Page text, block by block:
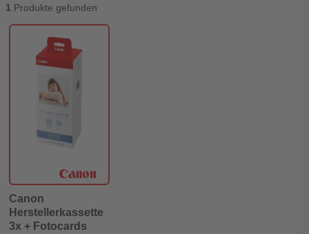
1 Produkte gefunden
Canon
Herstellerkassette
3x + Fotocards